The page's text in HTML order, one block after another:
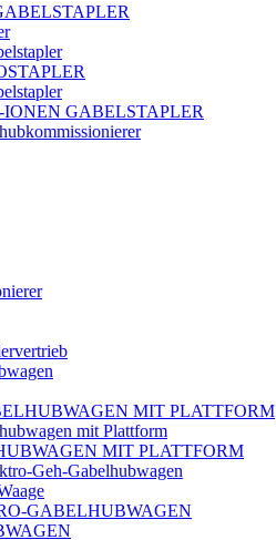
GABELSTAPLER
MIT PLATTFORM
mit Plattform
MIT PLATTFORM
Geh-Gabelhubwagen
GABELHUBWAGEN